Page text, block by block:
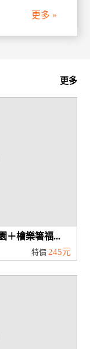
更多 »
更多
＋檜樂箸福...
特價 245元